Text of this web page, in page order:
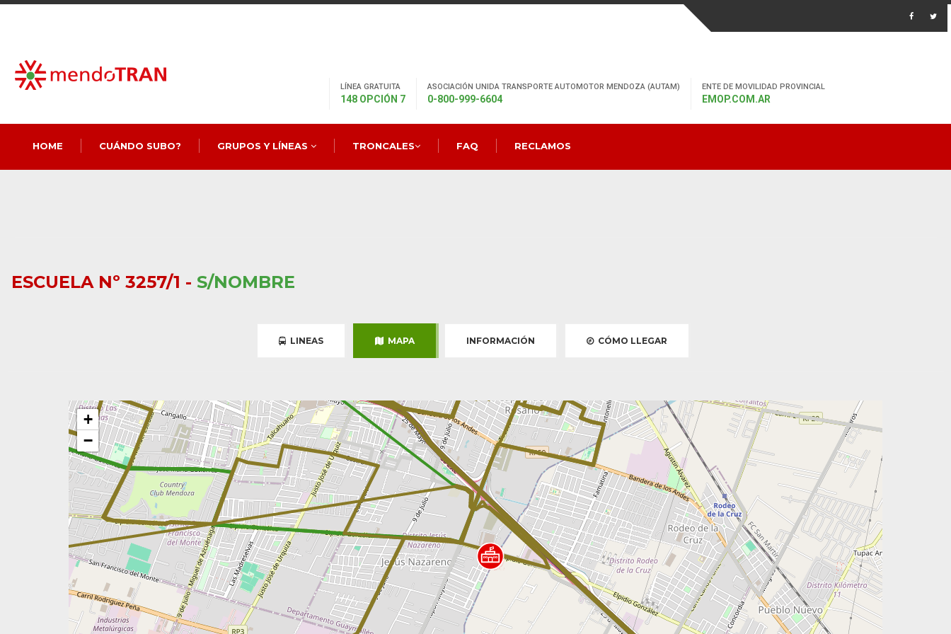
LÍNEA GRATUITA
148 OPCIÓN 7
ASOCIACIÓN UNIDA TRANSPORTE AUTOMOTOR MENDOZA (AUTAM)
0-800-999-6604
ENTE DE MOVILIDAD PROVINCIAL
EMOP.COM.AR
HOME CUÁNDO SUBO? GRUPOS Y LÍNEAS TRONCALES FAQ RECLAMOS
ESCUELA Nº 3257/1 - S/NOMBRE
LINEAS MAPA INFORMACIÓN CÓMO LLEGAR
+
−